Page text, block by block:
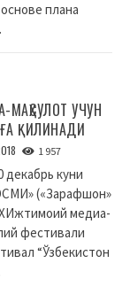
плана
УЧУН
ҚИЛИНАДИ
1 957
куни
(«Зарафшон»
медиа-
фестивали
“Ўзбекистон